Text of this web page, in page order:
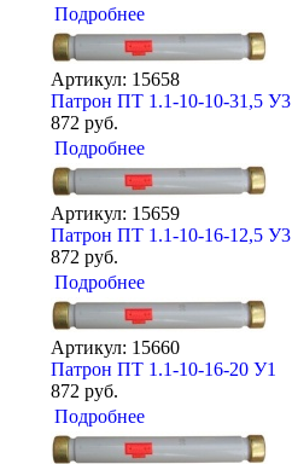
Подробнее
Артикул: 15658
Патрон ПТ 1.1-10-10-31,5 У3
872 руб.
Подробнее
Артикул: 15659
Патрон ПТ 1.1-10-16-12,5 У3
872 руб.
Подробнее
Артикул: 15660
Патрон ПТ 1.1-10-16-20 У1
872 руб.
Подробнее